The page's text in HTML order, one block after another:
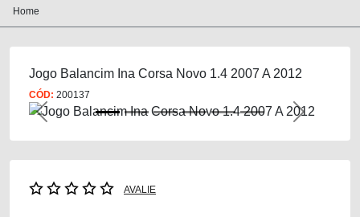
Home
Jogo Balancim Ina Corsa Novo 1.4 2007 A 2012
CÓD: 200137
Previous Next
AVALIE